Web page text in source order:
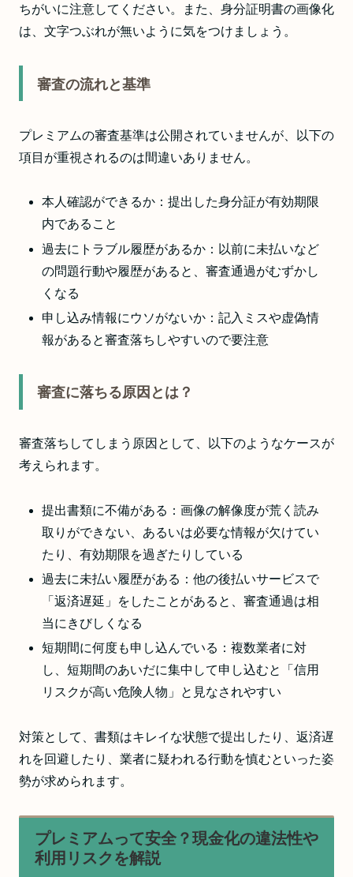
ちがいに注意してください。また、身分証明書の画像化
は、文字つぶれが無いように気をつけましょう。
審査の流れと基準
プレミアムの審査基準は公開されていませんが、以下の
項目が重視されるのは間違いありません。
本人確認ができるか：提出した身分証が有効期限
内であること
過去にトラブル履歴があるか：以前に未払いなど
の問題行動や履歴があると、審査通過がむずかし
くなる
申し込み情報にウソがないか：記入ミスや虚偽情
報があると審査落ちしやすいので要注意
審査に落ちる原因とは？
審査落ちしてしまう原因として、以下のようなケースが
考えられます。
提出書類に不備がある：画像の解像度が荒く読み
取りができない、あるいは必要な情報が欠けてい
たり、有効期限を過ぎたりしている
過去に未払い履歴がある：他の後払いサービスで
「返済遅延」をしたことがあると、審査通過は相
当にきびしくなる
短期間に何度も申し込んでいる：複数業者に対
し、短期間のあいだに集中して申し込むと「信用
リスクが高い危険人物」と見なされやすい
対策として、書類はキレイな状態で提出したり、返済遅
れを回避したり、業者に疑われる行動を慎むといった姿
勢が求められます。
プレミアムって安全？現金化の違法性や
利用リスクを解説